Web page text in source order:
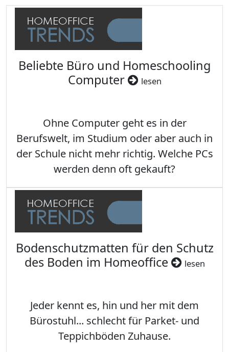
Beliebte Büro und Homeschooling
Computer
lesen
Ohne Computer geht es in der
Berufswelt, im Studium oder aber auch in
der Schule nicht mehr richtig. Welche PCs
werden denn oft gekauft?
Bodenschutzmatten für den Schutz
des Boden im Homeoffice
lesen
Jeder kennt es, hin und her mit dem
Bürostuhl... schlecht für Parket- und
Teppichböden Zuhause.